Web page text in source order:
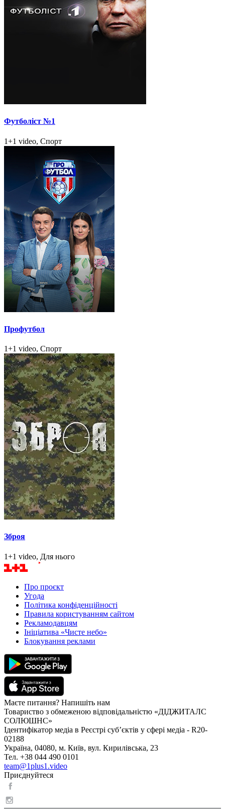
Футболіст №1
1+1 video, Спорт
Профутбол
1+1 video, Спорт
Зброя
1+1 video, Для нього
Про проєкт
Угода
Політика конфіденційності
Правила користуванням сайтом
Рекламодавцям
Ініціатива «Чисте небо»
Блокування реклами
Маєте питання? Напишіть нам
Товариство з обмеженою відповідальністю «ДІДЖИТАЛС
СОЛЮШНС»
Ідентифікатор медіа в Реєстрі суб’єктів у сфері медіа - R20-
02188
Україна, 04080, м. Київ, вул. Кирилівська, 23
Тел. +38 044 490 0101
team@1plus1.video
Приєднуйтеся